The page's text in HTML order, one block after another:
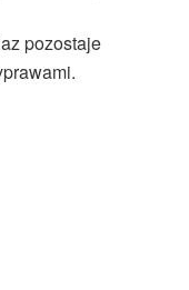
pozostaje